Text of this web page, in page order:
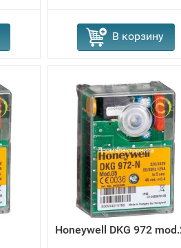
В корзину
Honeywell DKG 972